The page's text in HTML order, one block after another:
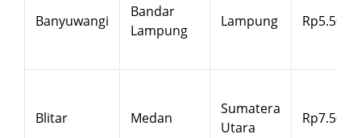
Banyuwangi
Bandar
Lampung
Lampung Rp5.500
Blitar Medan
Sumatera
Utara
Rp7.500